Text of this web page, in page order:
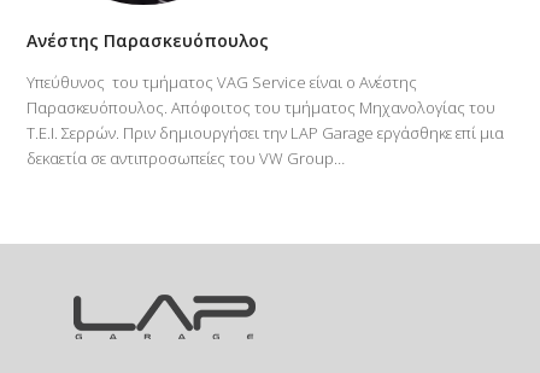
Ανέστης Παρασκευόπουλος
Υπεύθυνος του τμήματος VAG Service είναι ο Ανέστης
Παρασκευόπουλος. Απόφοιτος του τμήματος Μηχανολογίας του
Τ.Ε.Ι. Σερρών. Πριν δημιουργήσει την LAP Garage εργάσθηκε επί μια
δεκαετία σε αντιπροσωπείες του VW Group…